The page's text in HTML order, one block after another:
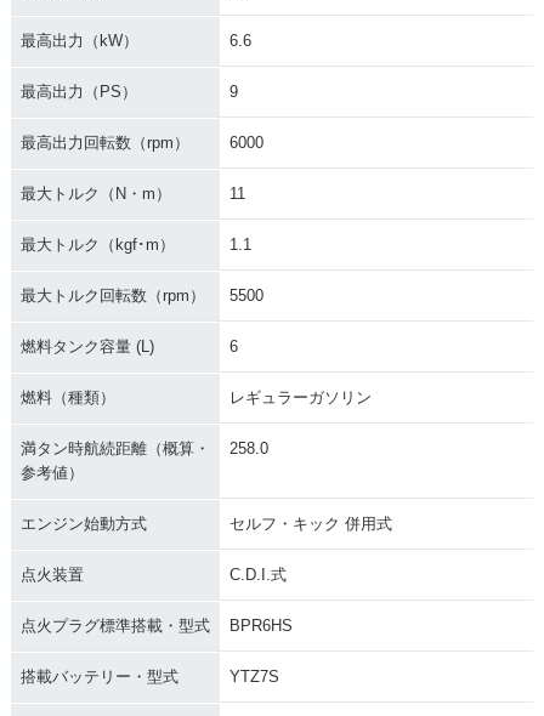
最高出力（kW） 6.6
最高出力（PS） 9
最高出力回転数（rpm） 6000
最大トルク（N・m） 11
最大トルク（kgf･m） 1.1
最大トルク回転数（rpm） 5500
燃料タンク容量 (L) 6
燃料（種類） レギュラーガソリン
満タン時航続距離（概算・
参考値）
258.0
エンジン始動方式 セルフ・キック 併用式
点火装置 C.D.I.式
点火プラグ標準搭載・型式 BPR6HS
搭載バッテリー・型式 YTZ7S